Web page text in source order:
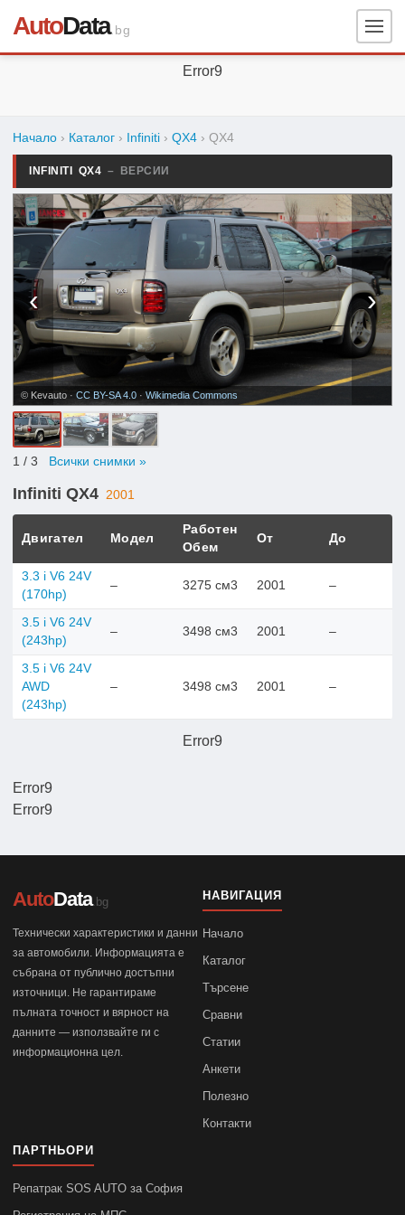
AutoData.bg
Error9
Error9
Начало › Каталог › Infiniti › QX4 › QX4
INFINITI QX4 – ВЕРСИИ
‹ ›
© Kevauto · CC BY-SA 4.0 · Wikimedia Commons
1 / 3 Всички снимки »
Infiniti QX4 2001
Двигател Модел
Работен
Обем
От До
3.3 i V6 24V
(170hp)
– 3275 см3 2001 –
3.5 i V6 24V
(243hp)
– 3498 см3 2001 –
3.5 i V6 24V
AWD
(243hp)
– 3498 см3 2001 –
Error9
Error9
AutoData.bg
Технически характеристики и данни
за автомобили. Информацията е
събрана от публично достъпни
източници. Не гарантираме
пълната точност и вярност на
данните — използвайте ги с
информационна цел.
НАВИГАЦИЯ
Начало
Каталог
Търсене
Сравни
Статии
Анкети
Полезно
Контакти
ПАРТНЬОРИ
Репатрак SOS AUTO за София